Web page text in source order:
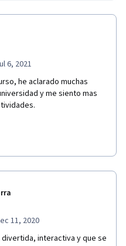
6, 2021
he aclarado muchas
y me siento mas
11, 2020
interactiva y que se